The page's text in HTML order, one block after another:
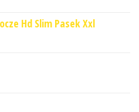
Hd Slim Pasek Xxl